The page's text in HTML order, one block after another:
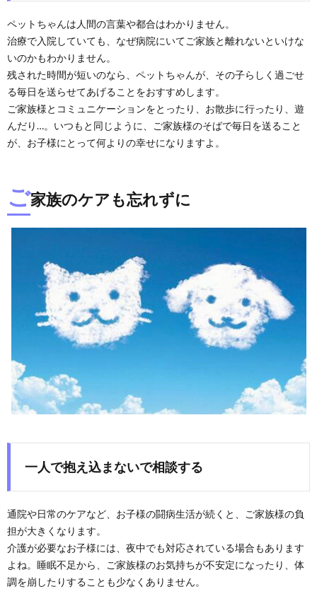
ペットちゃんは人間の言葉や都合はわかりません。
治療で入院していても、なぜ病院にいてご家族と離れないといけな
いのかもわかりません。
残された時間が短いのなら、ペットちゃんが、その子らしく過ごせ
る毎日を送らせてあげることをおすすめします。
ご家族様とコミュニケーションをとったり、お散歩に行ったり、遊
んだり…。いつもと同じように、ご家族様のそばで毎日を送ること
が、お子様にとって何よりの幸せになりますよ。
ご家族のケアも忘れずに
一人で抱え込まないで相談する
通院や日常のケアなど、お子様の闘病生活が続くと、ご家族様の負
担が大きくなります。
介護が必要なお子様には、夜中でも対応されている場合もあります
よね。睡眠不足から、ご家族様のお気持ちが不安定になったり、体
調を崩したりすることも少なくありません。